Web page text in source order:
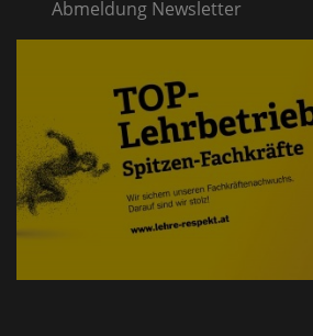
Abmeldung Newsletter